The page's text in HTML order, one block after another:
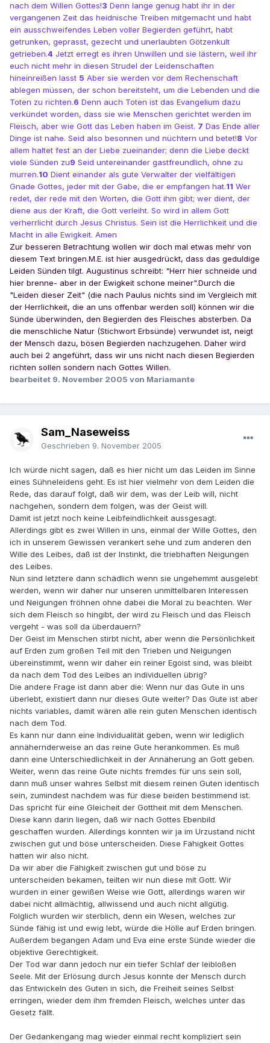
nach dem Willen Gottes!3 Denn lange genug habt ihr in der
vergangenen Zeit das heidnische Treiben mitgemacht und habt
ein ausschweifendes Leben voller Begierden geführt, habt
getrunken, geprasst, gezecht und unerlaubten Götzenkult
getrieben.4 Jetzt erregt es ihren Unwillen und sie lästern, weil ihr
euch nicht mehr in diesen Strudel der Leidenschaften
hineinreißen lasst 5 Aber sie werden vor dem Rechenschaft
ablegen müssen, der schon bereitsteht, um die Lebenden und die
Toten zu richten.6 Denn auch Toten ist das Evangelium dazu
verkündet worden, dass sie wie Menschen gerichtet werden im
Fleisch, aber wie Gott das Leben haben im Geist. 7 Das Ende aller
Dinge ist nahe. Seid also besonnen und nüchtern und betet!8 Vor
allem haltet fest an der Liebe zueinander; denn die Liebe deckt
viele Sünden zu9 Seid untereinander gastfreundlich, ohne zu
murren.10 Dient einander als gute Verwalter der vielfältigen
Gnade Gottes, jeder mit der Gabe, die er empfangen hat.11 Wer
redet, der rede mit den Worten, die Gott ihm gibt; wer dient, der
diene aus der Kraft, die Gott verleiht. So wird in allem Gott
verherrlicht durch Jesus Christus. Sein ist die Herrlichkeit und die
Macht in alle Ewigkeit. Amen
Zur besseren Betrachtung wollen wir doch mal etwas mehr von
diesem Text bringen.M.E. ist hier ausgedrückt, dass das geduldige
Leiden Sünden tilgt. Augustinus schreibt: "Herr hier schneide und
hier brenne- aber in der Ewigkeit schone meiner".Durch die
"Leiden dieser Zeit" (die nach Paulus nichts sind im Vergleich mit
der Herrlichkeit, die an uns offenbar werden soll) können wir die
Sünde überwinden, den Begierden des Fleisches absterben. Da
die menschliche Natur (Stichwort Erbsünde) verwundet ist, neigt
der Mensch dazu, bösen Begierden nachzugehen. Daher wird
auch bei 2 angeführt, dass wir uns nicht nach diesen Begierden
richten sollen sondern nach Gottes Willen.
bearbeitet 9. November 2005 von Mariamante
Sam_Naseweiss
Geschrieben 9. November 2005
Ich würde nicht sagen, daß es hier nicht um das Leiden im Sinne
eines Sühneleidens geht. Es ist hier vielmehr von dem Leiden die
Rede, das darauf folgt, daß wir dem, was der Leib will, nicht
nachgehen, sondern dem folgen, was der Geist will.
Damit ist jetzt noch keine Leibfeindlichkeit aussgesagt.
Allerdings gibt es zwei Willen in uns, einmal der Wille Gottes, den
ich in unserem Gewissen verankert sehe und zum anderen den
Wille des Leibes, daß ist der Instinkt, die triebhaften Neigungen
des Leibes.
Nun sind letztere dann schädlich wenn sie ungehemmt ausgelebt
werden, wenn wir daher nur unseren unmittelbaren Interessen
und Neigungen fröhnen ohne dabei die Moral zu beachten. Wer
sich dem Fleisch so hingibt, der wird zu Fleisch und das Fleisch
vergeht - was soll da überdauern?
Der Geist im Menschen stirbt nicht, aber wenn die Persönlichkeit
auf Erden zum großen Teil mit den Trieben und Neigungen
übereinstimmt, wenn wir daher ein reiner Egoist sind, was bleibt
da nach dem Tod des Leibes an individuellen übrig?
Die andere Frage ist dann aber die: Wenn nur das Gute in uns
überlebt, existiert dann nur dieses Gute weiter? Das Gute ist aber
nichts variables, damit wären alle rein guten Menschen identisch
nach dem Tod.
Es kann nur dann eine Individualität geben, wenn wir lediglich
annähernderweise an das reine Gute herankommen. Es muß
dann eine Unterschiedlichkeit in der Annäherung an Gott geben.
Weiter, wenn das reine Gute nichts fremdes für uns sein soll,
dann muß unser wahres Selbst mit diesem reinen Guten identisch
sein, zumindest nachdem was für diese beiden bestimmend ist.
Das spricht für eine Gleicheit der Gottheit mit dem Menschen.
Diese kann darin liegen, daß wir nach Gottes Ebenbild
geschaffen wurden. Allerdings konnten wir ja im Urzustand nicht
zwischen gut und böse unterscheiden. Diese Fähigkeit Gottes
hatten wir also nicht.
Da wir aber die Fähigkeit zwischen gut und böse zu
unterscheiden bekamen, teilten wir nun diese mit Gott. Wir
wurden in einer gewißen Weise wie Gott, allerdings waren wir
dabei nicht allmächtig, allwissend und auch nicht allgütig.
Folglich wurden wir sterblich, denn ein Wesen, welches zur
Sünde fähig ist und ewig lebt, würde die Hölle auf Erden bringen.
Außerdem begangen Adam und Eva eine erste Sünde wieder die
objektive Gerechtigkeit.
Der Tod war dann jedoch nur ein tiefer Schlaf der leibloßen
Seele. Mit der Erlösung durch Jesus konnte der Mensch durch
das Entwickeln des Guten in sich, die Freiheit seines Selbst
erringen, wieder dem ihm fremden Fleisch, welches unter das
Gesetz fällt.
Der Gedankengang mag wieder einmal recht kompliziert sein